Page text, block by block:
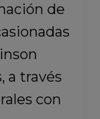
de
a través
con